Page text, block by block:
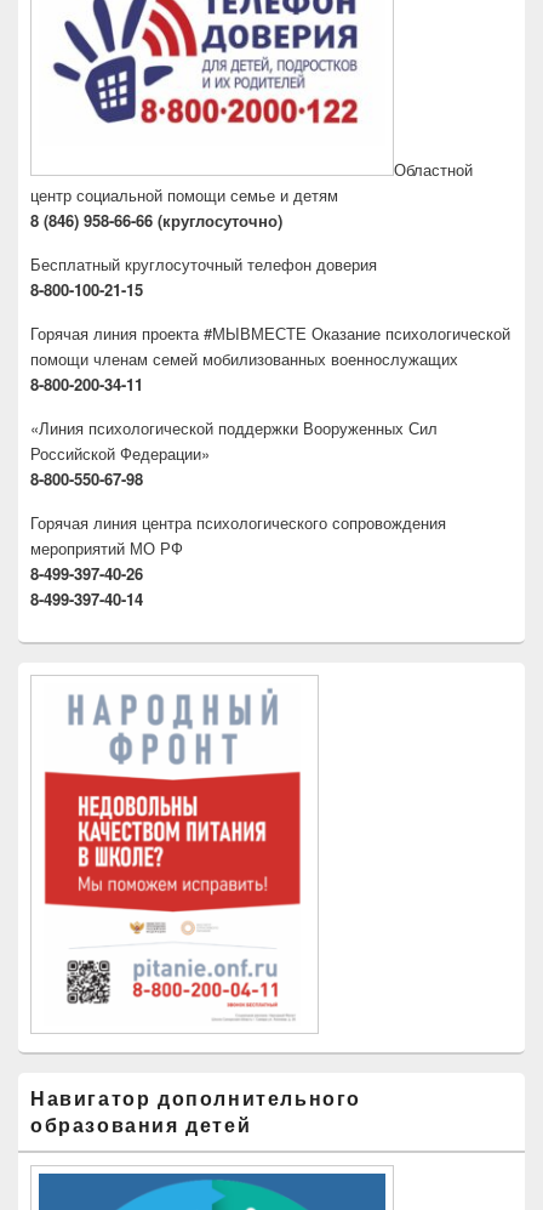
Областной
центр социальной помощи семье и детям
8 (846) 958-66-66 (круглосуточно)
Бесплатный круглосуточный телефон доверия
8-800-100-21-15
Горячая линия проекта #МЫВМЕСТЕ Оказание психологической
помощи членам семей мобилизованных военнослужащих
8-800-200-34-11
«Линия психологической поддержки Вооруженных Сил
Российской Федерации»
8-800-550-67-98
Горячая линия центра психологического сопровождения
мероприятий МО РФ
8-499-397-40-26
8-499-397-40-14
Навигатор дополнительного
образования детей